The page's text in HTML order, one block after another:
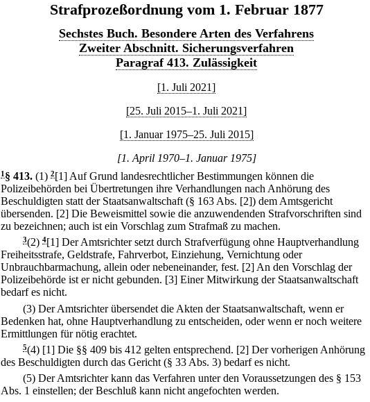
Strafprozeßordnung vom 1. Februar 1877
Sechstes Buch. Besondere Arten des Verfahrens
Zweiter Abschnitt. Sicherungsverfahren
Paragraf 413. Zulässigkeit
[1. Juli 2021]
[25. Juli 2015–1. Juli 2021]
[1. Januar 1975–25. Juli 2015]
[1. April 1970–1. Januar 1975]
1 § 413. (1) 2[1] Auf Grund landesrechtlicher Bestimmungen können die
Polizeibehörden bei Übertretungen ihre Verhandlungen nach Anhörung des
Beschuldigten statt der Staatsanwaltschaft (§ 163 Abs. [2]) dem Amtsgericht
übersenden. [2] Die Beweismittel sowie die anzuwendenden Strafvorschriften sind
zu bezeichnen; auch ist ein Vorschlag zum Strafmaß zu machen.
3(2) 4[1] Der Amtsrichter setzt durch Strafverfügung ohne Hauptverhandlung
Freiheitsstrafe, Geldstrafe, Fahrverbot, Einziehung, Vernichtung oder
Unbrauchbarmachung, allein oder nebeneinander, fest. [2] An den Vorschlag der
Polizeibehörde ist er nicht gebunden. [3] Einer Mitwirkung der Staatsanwaltschaft
bedarf es nicht.
(3) Der Amtsrichter übersendet die Akten der Staatsanwaltschaft, wenn er
Bedenken hat, ohne Hauptverhandlung zu entscheiden, oder wenn er noch weitere
Ermittlungen für nötig erachtet.
5(4) [1] Die §§ 409 bis 412 gelten entsprechend. [2] Der vorherigen Anhörung
des Beschuldigten durch das Gericht (§ 33 Abs. 3) bedarf es nicht.
(5) Der Amtsrichter kann das Verfahren unter den Voraussetzungen des § 153
Abs. 1 einstellen; der Beschluß kann nicht angefochten werden.